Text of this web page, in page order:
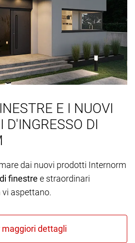
E I NUOVI
D'INGRESSO DI
dai nuovi prodotti Internorm
finestre e straordinari
vi aspettano.